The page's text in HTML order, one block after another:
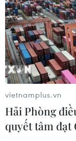
09/08/2026 10:01
Trường đại học
công bố điểm
09/08/2026 09:43
Quảng Trị: Mưa
tiềm ẩn nguy cơ
vietnamplus.vn
Hải Phòng
quyết tâm đạt